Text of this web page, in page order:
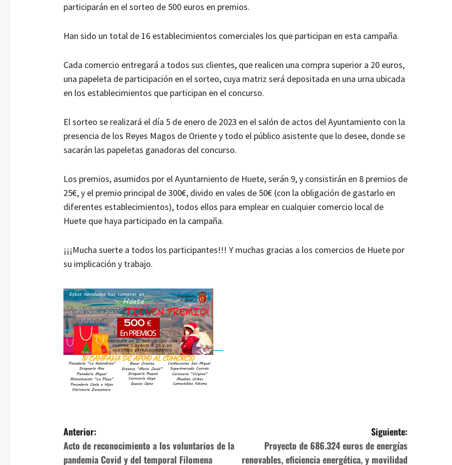
participarán en el sorteo de 500 euros en premios.
Han sido un total de 16 establecimientos comerciales los que participan en esta campaña.
Cada comercio entregará a todos sus clientes, que realicen una compra superior a 20 euros,
una papeleta de participación en el sorteo, cuya matriz será depositada en una urna ubicada
en los establecimientos que participan en el concurso.
El sorteo se realizará el día 5 de enero de 2023 en el salón de actos del Ayuntamiento con la
presencia de los Reyes Magos de Oriente y todo el público asistente que lo desee, donde se
sacarán las papeletas ganadoras del concurso.
Los premios, asumidos por el Ayuntamiento de Huete, serán 9, y consistirán en 8 premios de
25€, y el premio principal de 300€, divido en vales de 50€ (con la obligación de gastarlo en
diferentes establecimientos), todos ellos para emplear en cualquier comercio local de
Huete que haya participado en la campaña.
¡¡¡Mucha suerte a todos los participantes!!! Y muchas gracias a los comercios de Huete por
su implicación y trabajo.
N
a
Anterior:
Acto de reconocimiento a los voluntarios de la
pandemia Covid y del temporal Filomena
Siguiente:
Proyecto de 686.324 euros de energías
renovables, eficiencia energética, y movilidad